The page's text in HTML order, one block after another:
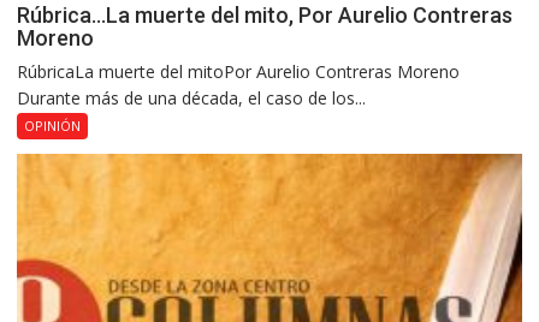
Rúbrica…La muerte del mito, Por Aurelio Contreras
Moreno
RúbricaLa muerte del mitoPor Aurelio Contreras Moreno
Durante más de una década, el caso de los...
OPINIÓN